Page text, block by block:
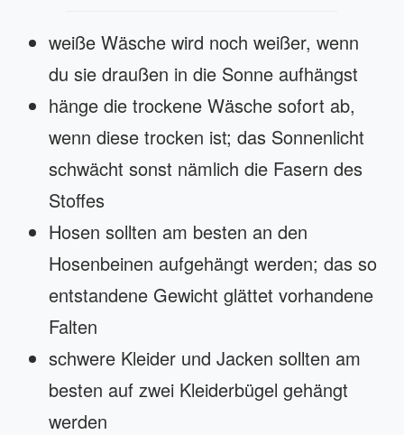
weiße Wäsche wird noch weißer, wenn
du sie draußen in die Sonne aufhängst
hänge die trockene Wäsche sofort ab,
wenn diese trocken ist; das Sonnenlicht
schwächt sonst nämlich die Fasern des
Stoffes
Hosen sollten am besten an den
Hosenbeinen aufgehängt werden; das so
entstandene Gewicht glättet vorhandene
Falten
schwere Kleider und Jacken sollten am
besten auf zwei Kleiderbügel gehängt
werden